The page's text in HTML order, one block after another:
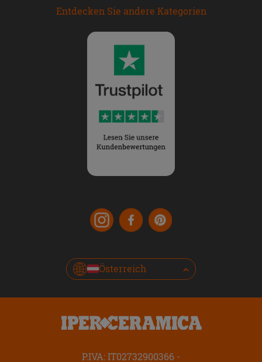
Entdecken Sie andere Kategorien
Österreich
P.IVA: IT02732900366